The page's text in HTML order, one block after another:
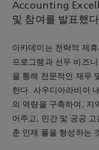
Accounting
및 참여를 발표했
아카데미는 전략적 제
프로그램과 선두 비즈
을 통해 전문적인 재무
한다. 사우디아라비아
의 역량을 구축하여, 지
어주고, 민간 및 공공
춘 인재 풀을 형성하는